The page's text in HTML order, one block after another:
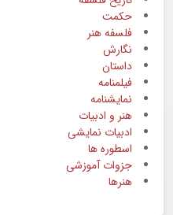
حکمت
فلسفه هنر
نگارش
داستان
فیلمنامه
نمایشنامه
هنر و ادبیات
ادبیات نمایشی
اسطوره ها
جزوات آموزشی
هنرها